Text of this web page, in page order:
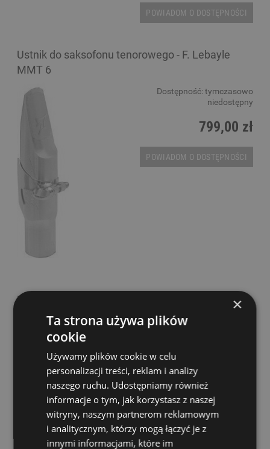
POWIADOM O DOSTĘPNOŚCI
Ustnik do saksofonu tenorowego - F. Lebayle
MMT 6
Dostępność: tymczasowo
niedostępny
799,00 zł
POWIADOM O DOSTĘPNOŚCI
Ustnik do saksofonu tenorowego - Vandoren T35
POWIADOM O DOSTĘPNOŚCI
×
Ta strona używa plików
cookie
Używamy plików cookie w celu
personalizacji treści, reklam i analizy
naszego ruchu. Udostępniamy również
informacje o tym, jak korzystasz z naszej
witryny, naszym partnerom reklamowym
i analitycznym, którzy mogą łączyć je z
innymi informacjami, które im